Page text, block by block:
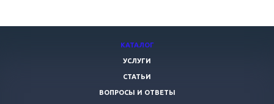
КАТАЛОГ
УСЛУГИ
СТАТЬИ
ВОПРОСЫ И ОТВЕТЫ